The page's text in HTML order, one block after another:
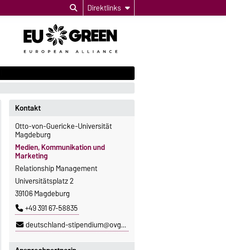
Direktlinks
Kontakt
Otto-von-Guericke-Universität
Magdeburg
Medien, Kommunikation und
Marketing
Relationship Management
Universitätsplatz 2
39106 Magdeburg
+49 391 67-58835
deutschland-stipendium@ovgu.de